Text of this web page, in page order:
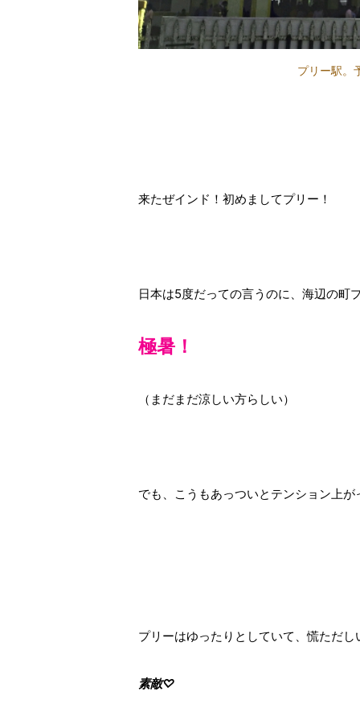
プリー駅。
来たぜインド！初めましてプリー！
日本は5度だっての言うのに、海辺の町
極暑！
（まだまだ涼しい方らしい）
でも、こうもあっついとテンション上
プリーはゆったりとしていて、慌ただ
素敵♡